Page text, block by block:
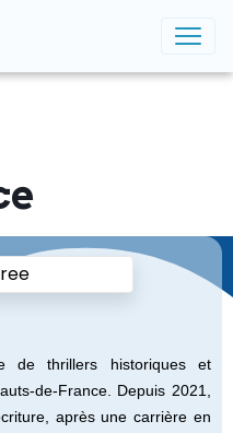
de thrillers historiques et
de-France. Depuis 2021,
après une carrière en